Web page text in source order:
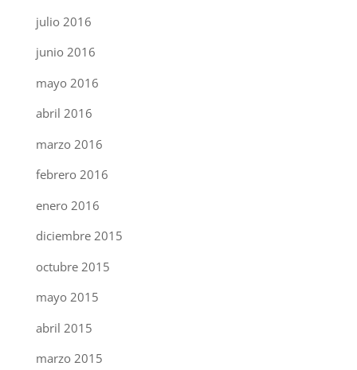
julio 2016
junio 2016
mayo 2016
abril 2016
marzo 2016
febrero 2016
enero 2016
diciembre 2015
octubre 2015
mayo 2015
abril 2015
marzo 2015